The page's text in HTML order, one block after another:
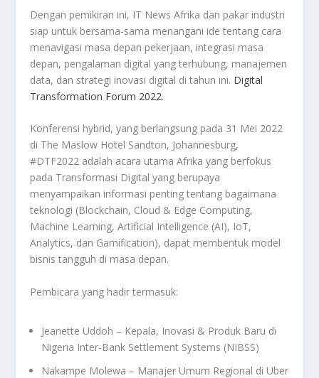
Dengan pemikiran ini, IT News Afrika dan pakar industri
siap untuk bersama-sama menangani ide tentang cara
menavigasi masa depan pekerjaan, integrasi masa
depan, pengalaman digital yang terhubung, manajemen
data, dan strategi inovasi digital di tahun ini. Digital
Transformation Forum 2022.
Konferensi hybrid, yang berlangsung pada 31 Mei 2022
di The Maslow Hotel Sandton, Johannesburg,
#DTF2022 adalah acara utama Afrika yang berfokus
pada Transformasi Digital yang berupaya
menyampaikan informasi penting tentang bagaimana
teknologi (Blockchain, Cloud & Edge Computing,
Machine Learning, Artificial Intelligence (AI), IoT,
Analytics, dan Gamification), dapat membentuk model
bisnis tangguh di masa depan.
Pembicara yang hadir termasuk:
Jeanette Uddoh – Kepala, Inovasi & Produk Baru di
Nigeria Inter-Bank Settlement Systems (NIBSS)
Nakampe Molewa – Manajer Umum Regional di Uber